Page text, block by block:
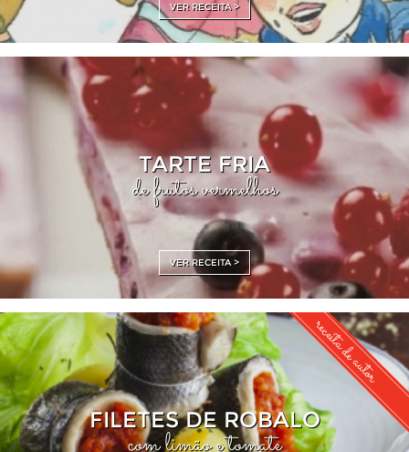
VER RECEITA >
TARTE FRIA
de frutos vermelhos
VER RECEITA >
receita de autor
FILETES DE ROBALO